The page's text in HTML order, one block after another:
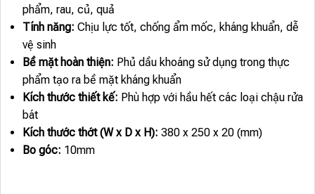
phẩm, rau, củ, quả
Tính năng: Chịu lực tốt, chống ẩm mốc, kháng khuẩn, dễ
vệ sinh
Bề mặt hoàn thiện: Phủ dầu khoáng sử dụng trong thực
phẩm tạo ra bề mặt kháng khuẩn
Kích thước thiết kế: Phù hợp với hầu hết các loại chậu rửa
bát
Kích thước thớt (W x D x H): 380 x 250 x 20 (mm)
Bo góc: 10mm